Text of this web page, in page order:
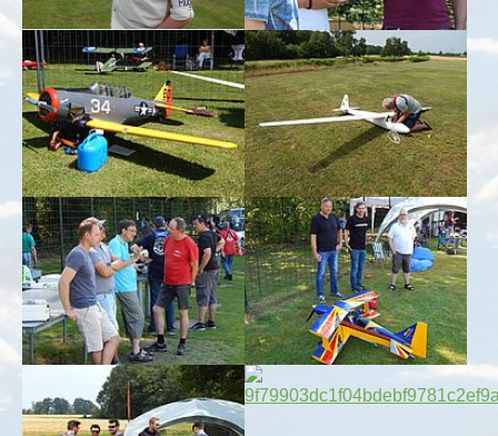
Show larger version for: Show larger version for:
Show larger version for: Show larger version for:
Show larger version for: Show larger version for: